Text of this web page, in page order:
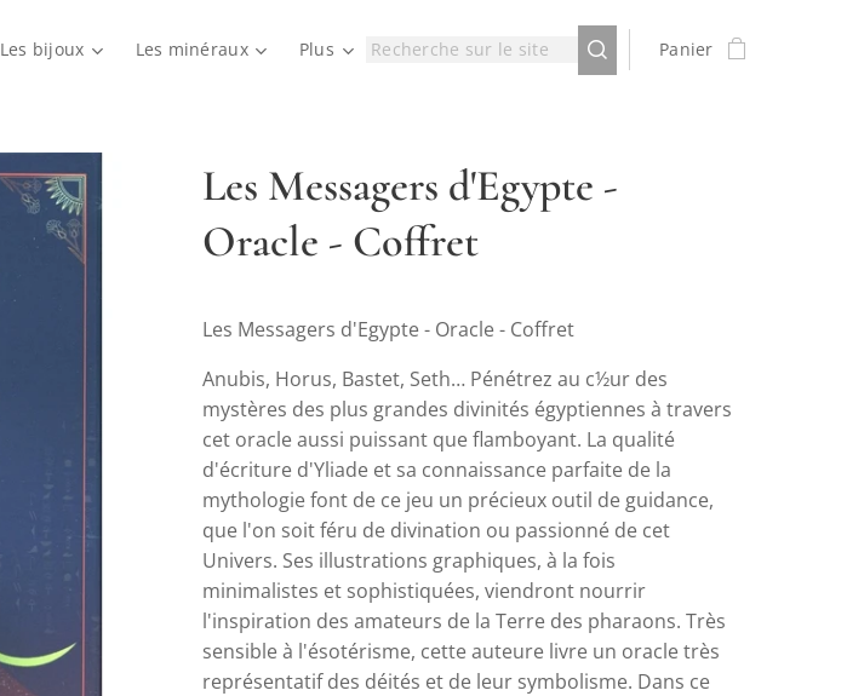
Les bijoux Les minéraux Plus Panier
Les Messagers d'Egypte -
Oracle - Coffret
Les Messagers d'Egypte - Oracle - Coffret
Anubis, Horus, Bastet, Seth… Pénétrez au c½ur des
mystères des plus grandes divinités égyptiennes à travers
cet oracle aussi puissant que flamboyant. La qualité
d'écriture d'Yliade et sa connaissance parfaite de la
mythologie font de ce jeu un précieux outil de guidance,
que l'on soit féru de divination ou passionné de cet
Univers. Ses illustrations graphiques, à la fois
minimalistes et sophistiquées, viendront nourrir
l'inspiration des amateurs de la Terre des pharaons. Très
sensible à l'ésotérisme, cette auteure livre un oracle très
représentatif des déités et de leur symbolisme. Dans ce